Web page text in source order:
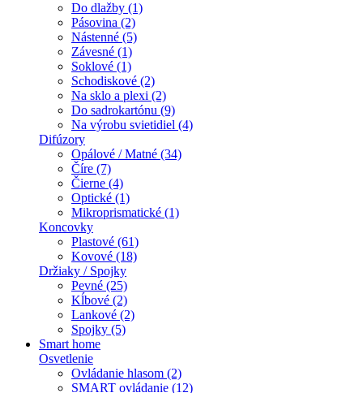
Do dlažby (1)
Pásovina (2)
Nástenné (5)
Závesné (1)
Soklové (1)
Schodiskové (2)
Na sklo a plexi (2)
Do sadrokartónu (9)
Na výrobu svietidiel (4)
Difúzory
Opálové / Matné (34)
Číre (7)
Čierne (4)
Optické (1)
Mikroprismatické (1)
Koncovky
Plastové (61)
Kovové (18)
Držiaky / Spojky
Pevné (25)
Kĺbové (2)
Lankové (2)
Spojky (5)
Smart home
Osvetlenie
Ovládanie hlasom (2)
SMART ovládanie (12)